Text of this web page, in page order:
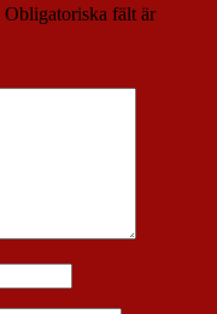
Obligatoriska fält är